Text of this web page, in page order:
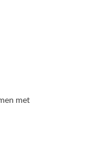
met